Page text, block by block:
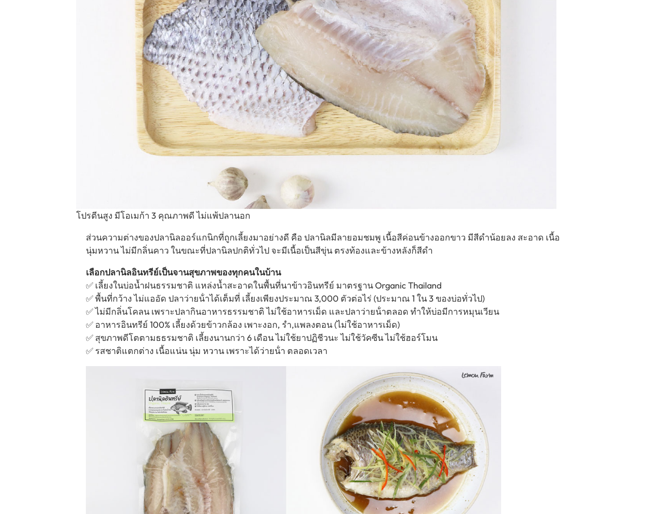
โปรตีนสูง มีโอเมก้า 3 คุณภาพดี ไม่แพ้ปลานอก
ส่วนความต่างของปลานิลออร์แกนิกที่ถูกเลี้ยงมาอย่างดี คือ ปลานิลมีลายอมชมพู เนื้อสีค่อนข้างออกขาว มีสีดำน้อยลง สะอาด เนื้อ
นุ่มหวาน ไม่มีกลิ่นคาว ในขณะที่ปลานิลปกติทั่วไป จะมีเนื้อเป็นสีขุ่น ตรงท้องและข้างหลังก็สีดำ
เลือกปลานิลอินทรีย์เป็นจานสุขภาพของทุกคนในบ้าน
✅ เลี้ยงในบ่อนํ้าฝนธรรมชาติ แหล่งนํ้าสะอาดในพื้นที่นาข้าวอินทรีย์ มาตรฐาน Organic Thailand
✅ พื้นที่กว้าง ไม่แออัด ปลาว่ายน้ําได้เต็มที่ เลี้ยงเพียงประมาณ 3,000 ตัวต่อไร่ (ประมาณ 1 ใน 3 ของบ่อทั่วไป)
✅ ไม่มีกลิ่นโคลน เพราะปลากินอาหารธรรมชาติ ไม่ใช้อาหารเม็ด และปลาว่ายน้ําตลอด ทำให้บ่อมีการหมุนเวียน
✅ อาหารอินทรีย์ 100% เลี้ยงด้วยข้าวกล้อง เพาะงอก, รำ,แพลงตอน (ไม่ใช้อาหารเม็ด)
✅ สุขภาพดีโตตามธธรมชาติ เลี้ยงนานกว่า 6 เดือน ไม่ใช้ยาปฏิชีวนะ ไม่ใช้วัคซีน ไม่ใช้ฮอร์โมน
✅ รสชาติแตกต่าง เนื้อแน่น นุ่ม หวาน เพราะได้ว่ายน้ํา ตลอดเวลา